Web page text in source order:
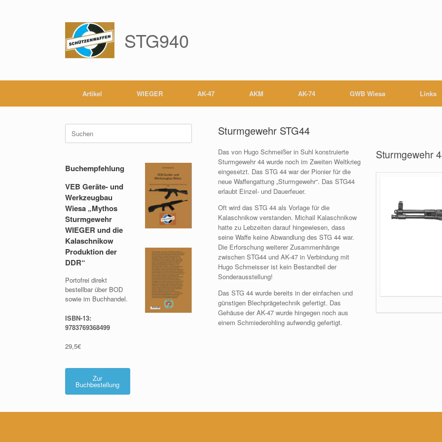
STG940
Artikel WIEGER AK-47 AKM AK-74 GWB Wiesa Links
Sturmgewehr STG44
Das von Hugo Schmeißer in Suhl konstruierte
Sturmgewehr 44 wurde noch im Zweiten Weltkrieg
eingesetzt. Das STG 44 war der Pionier für die
neue Waffengattung „Sturmgewehr“. Das STG44
erlaubt Einzel- und Dauerfeuer.
Oft wird das STG 44 als Vorlage für die
Kalaschnikow verstanden. Michail Kalaschnikow
hatte zu Lebzeiten darauf hingewiesen, dass
seine Waffe keine Abwandlung des STG 44 war.
Die Erforschung weiterer Zusammenhänge
zwischen STG44 und AK-47 in Verbindung mit
Hugo Schmeisser ist kein Bestandteil der
Sonderausstellung!
Das STG 44 wurde bereits in der einfachen und
günstigen Blechprägetechnik gefertigt. Das
Gehäuse der AK-47 wurde hingegen noch aus
einem Schmiederohling aufwendig gefertigt.
Sturmgewehr
Suche
nach:
Buchempfehlung
VEB Geräte- und
Werkzeugbau
Wiesa „Mythos
Sturmgewehr
WIEGER und die
Kalaschnikow
Produktion der
DDR“
Portofrei direkt
bestellbar über BOD
sowie im Buchhandel.
ISBN-13:
9783769368499
29,5€
Zur
Buchbestellung